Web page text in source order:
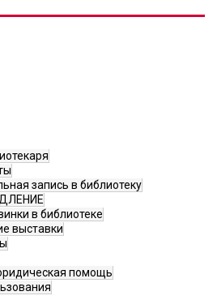
запись в библиотеку
в библиотеке
выставки
помощь